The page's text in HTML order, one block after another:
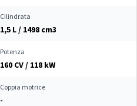
Cilindrata
1,5 L / 1498 cm3
Potenza
160 CV / 118 kW
Coppia motrice
-